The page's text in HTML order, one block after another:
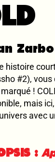
Zarbo
histoire
#2),
!
mais
avec
: